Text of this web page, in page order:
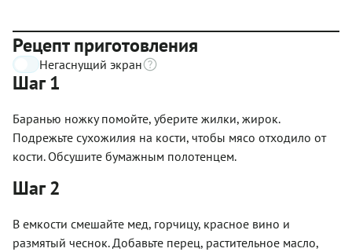
Рецепт приготовления
Негаснущий экран
Шаг 1
Баранью ножку помойте, уберите жилки, жирок.
Подрежьте сухожилия на кости, чтобы мясо отходило от
кости. Обсушите бумажным полотенцем.
Шаг 2
В емкости смешайте мед, горчицу, красное вино и
размятый чеснок. Добавьте перец, растительное масло,